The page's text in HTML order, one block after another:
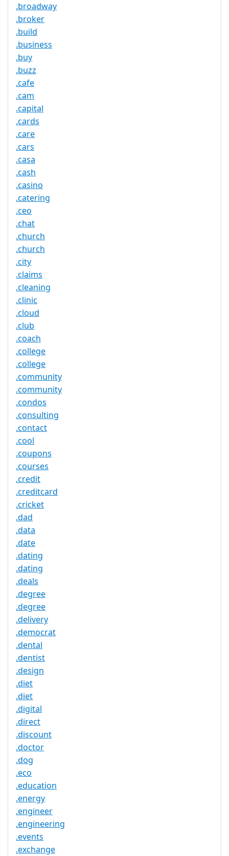
.broadway
.broker
.build
.business
.buy
.buzz
.cafe
.cam
.capital
.cards
.care
.cars
.casa
.cash
.casino
.catering
.ceo
.chat
.church
.church
.city
.claims
.cleaning
.clinic
.cloud
.club
.coach
.college
.college
.community
.community
.condos
.consulting
.contact
.cool
.coupons
.courses
.credit
.creditcard
.cricket
.dad
.data
.date
.dating
.dating
.deals
.degree
.degree
.delivery
.democrat
.dental
.dentist
.design
.diet
.diet
.digital
.direct
.discount
.doctor
.dog
.eco
.education
.energy
.engineer
.engineering
.events
.exchange